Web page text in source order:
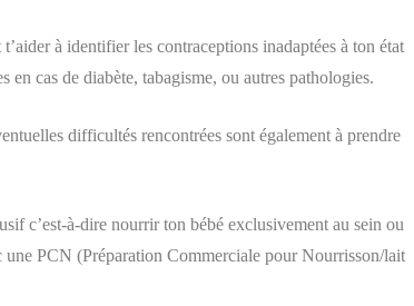
à identifier les contraceptions inadaptées à ton état
en cas de diabète, tabagisme, ou autres pathologies.
difficultés rencontrées sont également à prendre
c’est-à-dire nourrir ton bébé exclusivement au sein ou
une PCN (Préparation Commerciale pour Nourrisson/lait